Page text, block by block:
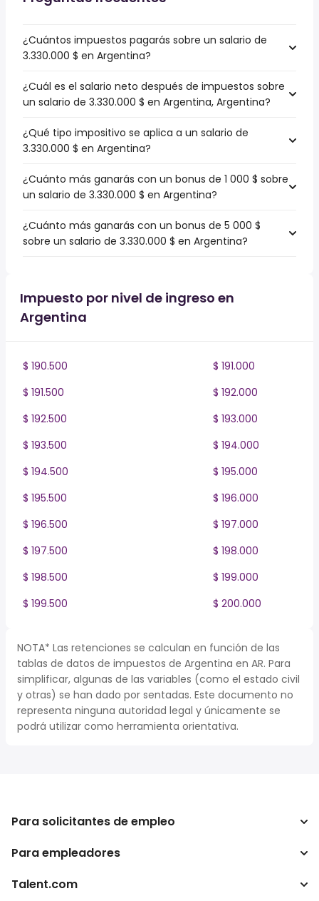
¿Cuántos impuestos pagarás sobre un salario de
3.330.000 $ en Argentina?
¿Cuál es el salario neto después de impuestos sobre
un salario de 3.330.000 $ en Argentina, Argentina?
¿Qué tipo impositivo se aplica a un salario de
3.330.000 $ en Argentina?
¿Cuánto más ganarás con un bonus de 1 000 $ sobre
un salario de 3.330.000 $ en Argentina?
¿Cuánto más ganarás con un bonus de 5 000 $
sobre un salario de 3.330.000 $ en Argentina?
Impuesto por nivel de ingreso en
Argentina
$ 190.500
$ 191.000
$ 191.500
$ 192.000
$ 192.500
$ 193.000
$ 193.500
$ 194.000
$ 194.500
$ 195.000
$ 195.500
$ 196.000
$ 196.500
$ 197.000
$ 197.500
$ 198.000
$ 198.500
$ 199.000
$ 199.500
$ 200.000
NOTA* Las retenciones se calculan en función de las
tablas de datos de impuestos de Argentina en AR. Para
simplificar, algunas de las variables (como el estado civil
y otras) se han dado por sentadas. Este documento no
representa ninguna autoridad legal y únicamente se
podrá utilizar como herramienta orientativa.
Para solicitantes de empleo
Buscador de trabajo
Para empleadores
Empresa
Talent.com